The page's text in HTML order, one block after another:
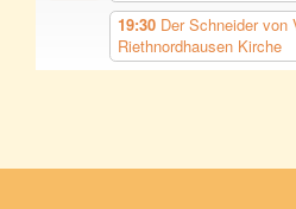
19:30 Der Schneider von
Riethnordhausen Kirche